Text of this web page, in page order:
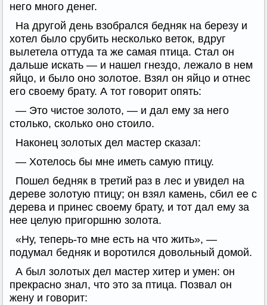
него много денег.
На другой день взобрался бедняк на березу и
хотел было срубить несколько веток, вдруг
вылетела оттуда та же самая птица. Стал он
дальше искать — и нашел гнездо, лежало в нем
яйцо, и было оно золотое. Взял он яйцо и отнес
его своему брату. А тот говорит опять:
— Это чистое золото, — и дал ему за него
столько, сколько оно стоило.
Наконец золотых дел мастер сказал:
— Хотелось бы мне иметь самую птицу.
Пошел бедняк в третий раз в лес и увидел на
дереве золотую птицу; он взял камень, сбил ее с
дерева и принес своему брату, и тот дал ему за
нее целую пригоршню золота.
«Ну, теперь-то мне есть на что жить», —
подумал бедняк и воротился довольный домой.
А был золотых дел мастер хитер и умен: он
прекрасно знал, что это за птица. Позвал он
жену и говорит: